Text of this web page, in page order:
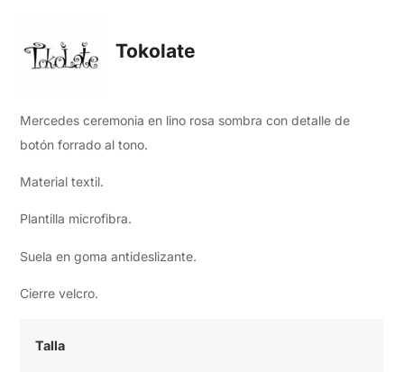
Tokolate
Mercedes ceremonia en lino rosa sombra con detalle de
botón forrado al tono.
Material textil.
Plantilla microfibra.
Suela en goma antideslizante.
Cierre velcro.
Talla